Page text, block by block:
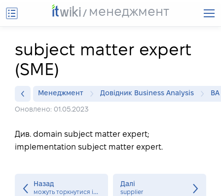
менеджмент
subject matter expert
(SME)
Менеджмент Довідник Business Analysis BA
Оновлено: 01.05.2023
Див. domain subject matter expert;
implementation subject matter expert.
Назад
м
ожуть торкнутися ініціативи. Так само відома як SWOT-аналіз. structural rule
Далі
supplier